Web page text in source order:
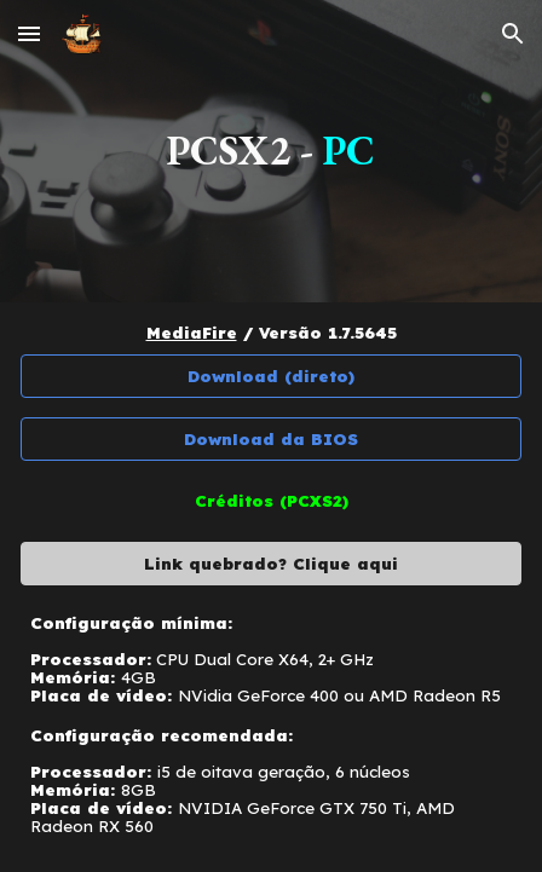
Skip to main content Skip to navigation
PCSX2 -PC
MediaFire / Versão 1.7.5645
Download (direto)
Download da BIOS
Créditos (PCXS2)
Link quebrado? Clique aqui
Configuração mínima:
Processador: CPU Dual Core X64, 2+ GHz
Memória:4GB
Placa de vídeo: NVidia GeForce 400 ou AMD Radeon R5
Configuração recomendada:
Processador:i5 de oitava geração, 6 núcleos
Memória:8GB
Placa de vídeo: NVIDIA GeForce GTX 750 Ti, AMD
Radeon RX 560